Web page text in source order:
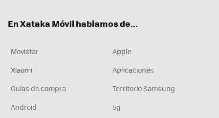
En Xataka Móvil hablamos de...
Movistar
Apple
Xiaomi
Aplicaciones
Guías de compra
Territorio Samsung
Android
5g